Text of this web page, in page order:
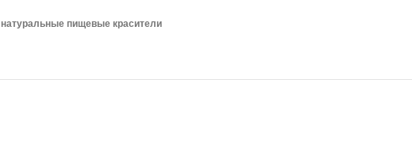
пищевые красители